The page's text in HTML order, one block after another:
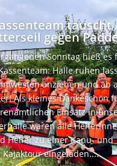
tauscht
gegen
Sonntag hieß es
Halle ruhen
anziehen und ab
Als kleines Dankeschön
Einsatz in
waren alle
Helfer zu einer Kanu- und
Kajaktour eingeladen....